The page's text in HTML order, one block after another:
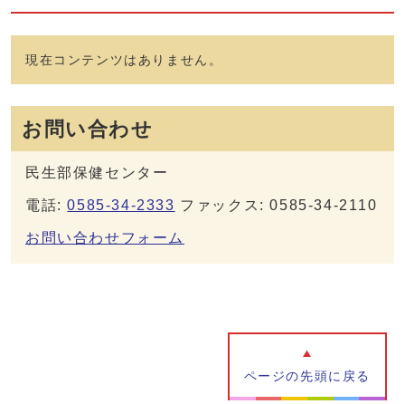
現在コンテンツはありません。
お問い合わせ
民生部保健センター
電話:0585-34-2333 ファックス: 0585-34-2110
お問い合わせフォーム
ページの先頭に戻る